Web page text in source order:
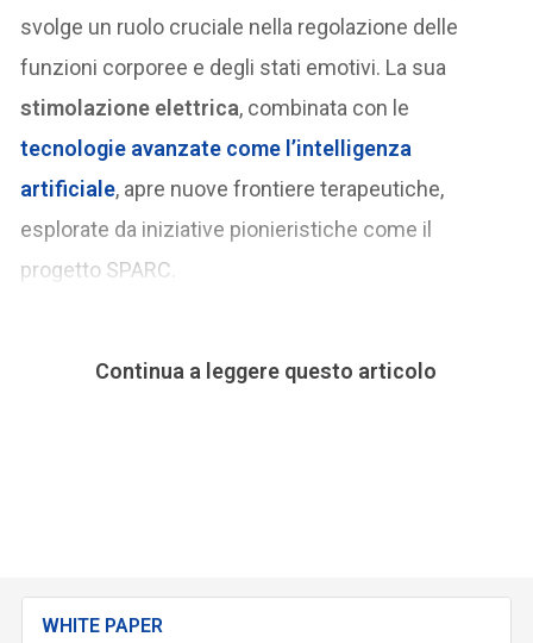
svolge un ruolo cruciale nella regolazione delle
funzioni corporee e degli stati emotivi. La sua
stimolazione elettrica, combinata con le
tecnologie avanzate come l’intelligenza
artificiale, apre nuove frontiere terapeutiche,
esplorate da iniziative pionieristiche come il
progetto SPARC.
Continua a leggere questo articolo
WHITE PAPER